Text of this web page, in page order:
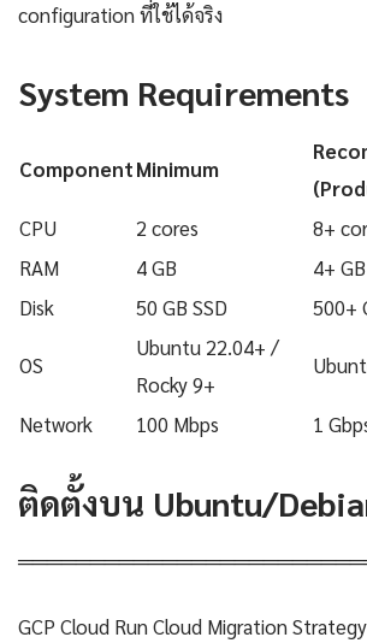
configuration ที่ใช้ได้จริง
System Requirements
ComponentMinimum
CPU
2 cores
8+
RAM
4 GB
4+ GB
Disk
50 GB SSD 500+
OS
Ubuntu 22.04+ /
Rocky 9+
Network 100 Mbps 1
ติดตั้งบน Ubuntu/
GCP Cloud Run Cloud Migration